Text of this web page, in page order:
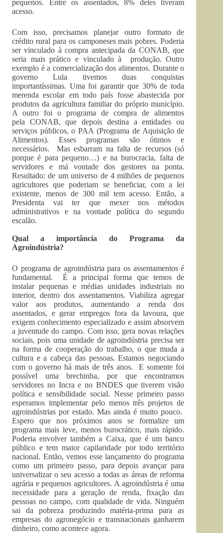
pequenos. Entre os assentados, 8% deles tiveram
acesso.
Com isso, precisamos planejar outro formato de
crédito rural para os camponeses mais pobres. Poderia
ser vinculado à compra antecipada da CONAB, que
seria mais prático e vinculado à produção. Outro
exemplo é a comercialização dos alimentos. Durante o
governo Lula tivemos duas conquistas
importantíssimas. Uma foi garantir que 30% de toda
merenda escolar em todo país fosse abastecida por
produtos da agricultura familiar do próprio município.
A outro foi o programa de compra de alimentos
pela CONAB, que depois destina a entidades ou
serviços públicos, o PAA (Programa de Aquisição de
Alimentos). Esses programas são ótimos e
necessários. Mas esbarram na falta de recursos (só
porque é para pequeno…) e na burocracia, falta de
servidores e má vontade dos gestores na ponta.
Resultado: de um universo de 4 milhões de pequenos
agricultores que poderiam se beneficiar, com a lei
existente, menos de 300 mil tem acesso. Então, a
Presidenta vai ter que mexer nos métodos
administrativos e na vontade política do segundo
escalão.
Qual a importância do Programa da
Agroindústria?
O programa de agroindústria para os assentamentos é
fundamental. É a principal forma que temos de
instalar pequenas e médias unidades industriais no
interior, dentro dos assentamentos. Viabiliza agregar
valor aos produtos, aumentando a renda dos
assentados, e gerar empregos fora da lavoura, que
exigem conhecimento especializado e assim absorvem
a juventude do campo. Com isso, gera novas relações
sociais, pois uma unidade de agroindústria precisa ser
na forma de cooperação do trabalho, o que muda a
cultura e a cabeça das pessoas. Estamos negociando
com o governo há mais de três anos. E somente foi
possível uma brechinha, por que encontramos
servidores no Incra e no BNDES que tiverem visão
política e sensibilidade social. Nesse primeiro passo
esperamos implementar pelo menos três projetos de
agroindústrias por estado. Mas ainda é muito pouco.
Espero que nos próximos anos se formalize um
programa mais leve, menos burocrático, mais rápido.
Poderia envolver também a Caixa, que é um banco
público e tem maior capilaridade por todo território
nacional. Então, vemos esse lançamento do programa
como um primeiro passo, para depois avançar para
universalizar o seu acesso a todas as áreas de reforma
agrária e pequenos agricultores. A agroindústria é uma
necessidade para a geração de renda, fixação das
pessoas no campo, com qualidade de vida. Ninguém
sai da pobreza produzindo matéria-prima para as
empresas do agronegócio e transnacionais ganharem
dinheiro, como acontece agora.